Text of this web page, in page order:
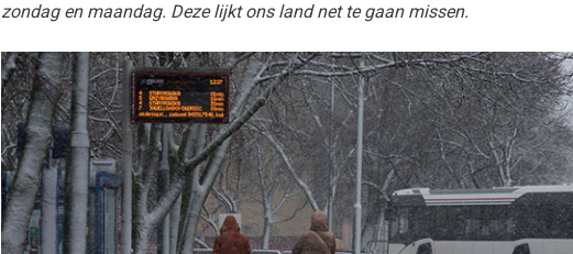
zondag en maandag. Deze lijkt ons land net te gaan missen.